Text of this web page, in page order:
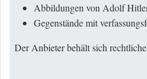
Abbildungen von Adolf
Gegenstände mit
Der Anbieter behält sich